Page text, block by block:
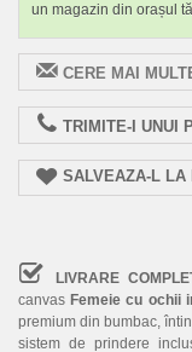
un magazin din orașul
CERE MAI
TRIMITE-I UNUI
SALVEAZA-L LA
LIVRARE
canvasFemeie cu ochii
premium din bumbac,
sistem de prindere